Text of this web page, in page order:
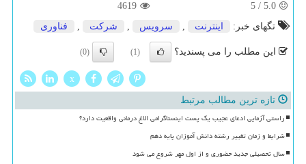
5.0
/
5
4619
تگهای خبر:
اینترنت , سرویس , شركت , فناوری
این مطلب را می پسندید؟ (1)
(0)
x
تازه ترین مطالب مرتبط
راستی آزمایی ادعای عجیب یک پست اینستاگرامی الاغ درمانی واقعیت دارد؟
شرایط و زمان تغییر رشته دانش آموزان پایه دهم
سال تحصیلی جدید حضوری و از اول مهر شروع می شود